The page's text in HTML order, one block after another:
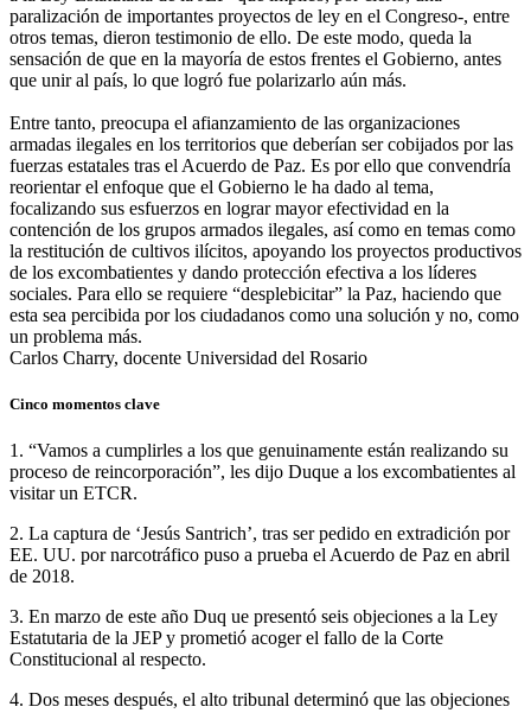
paralización de importantes proyectos de ley en el Congreso-, entre
otros temas, dieron testimonio de ello. De este modo, queda la
sensación de que en la mayoría de estos frentes el Gobierno, antes
que unir al país, lo que logró fue polarizarlo aún más.
Entre tanto, preocupa el afianzamiento de las organizaciones
armadas ilegales en los territorios que deberían ser cobijados por las
fuerzas estatales tras el Acuerdo de Paz. Es por ello que convendría
reorientar el enfoque que el Gobierno le ha dado al tema,
focalizando sus esfuerzos en lograr mayor efectividad en la
contención de los grupos armados ilegales, así como en temas como
la restitución de cultivos ilícitos, apoyando los proyectos productivos
de los excombatientes y dando protección efectiva a los líderes
sociales. Para ello se requiere “desplebicitar” la Paz, haciendo que
esta sea percibida por los ciudadanos como una solución y no, como
un problema más.
Carlos Charry, docente Universidad del Rosario
Cinco momentos clave
1. “Vamos a cumplirles a los que genuinamente están realizando su
proceso de reincorporación”, les dijo Duque a los excombatientes al
visitar un ETCR.
2. La captura de ‘Jesús Santrich’, tras ser pedido en extradición por
EE. UU. por narcotráfico puso a prueba el Acuerdo de Paz en abril
de 2018.
3. En marzo de este año Duq ue presentó seis objeciones a la Ley
Estatutaria de la JEP y prometió acoger el fallo de la Corte
Constitucional al respecto.
4. Dos meses después, el alto tribunal determinó que las objeciones